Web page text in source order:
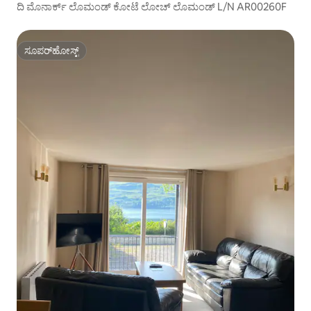
ದಿ ಮೊನಾರ್ಕ್ ಲೊಮಂಡ್ ಕೋಟೆ ಲೋಚ್ ಲೊಮಂಡ್ L/N AR00260F
ಸೂಪರ್‌ಹೋಸ್ಟ್
ಸೂಪರ್‌ಹೋಸ್ಟ್